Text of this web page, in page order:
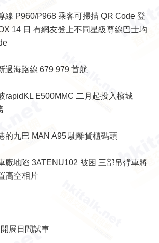
線 P960/P968 乘客可掃描 QR Code 登
14 日 有網友登上不同星級尊線巴士均
過海路線 679 979 首航
rapidKL E500MMC 二月起投入檳城
的九巴 MAN A95 駛離貨櫃碼頭
廠地陷 3ATENU102 被困 三部吊臂車將
高空相片
展日間試車